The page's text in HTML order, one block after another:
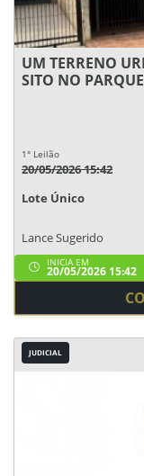
UM TERRENO
SITO NO
1° Leilão
20/05/2026 15:42
Lote Único
Lance Sugerido
INICIA EM
20/05/2026 15:42
JUDICIAL